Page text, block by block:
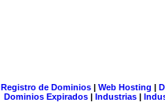
Registro de Dominios| Web Hosting |
Dominios Expirados | Industrias |